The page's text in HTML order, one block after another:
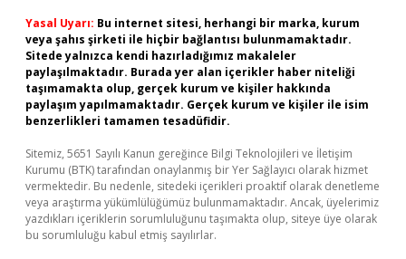
Yasal Uyarı: Bu internet sitesi, herhangi bir marka, kurum
veya şahıs şirketi ile hiçbir bağlantısı bulunmamaktadır.
Sitede yalnızca kendi hazırladığımız makaleler
paylaşılmaktadır. Burada yer alan içerikler haber niteliği
taşımamakta olup, gerçek kurum ve kişiler hakkında
paylaşım yapılmamaktadır. Gerçek kurum ve kişiler ile isim
benzerlikleri tamamen tesadüfidir.
Sitemiz, 5651 Sayılı Kanun gereğince Bilgi Teknolojileri ve İletişim
Kurumu (BTK) tarafından onaylanmış bir Yer Sağlayıcı olarak hizmet
vermektedir. Bu nedenle, sitedeki içerikleri proaktif olarak denetleme
veya araştırma yükümlülüğümüz bulunmamaktadır. Ancak, üyelerimiz
yazdıkları içeriklerin sorumluluğunu taşımakta olup, siteye üye olarak
bu sorumluluğu kabul etmiş sayılırlar.